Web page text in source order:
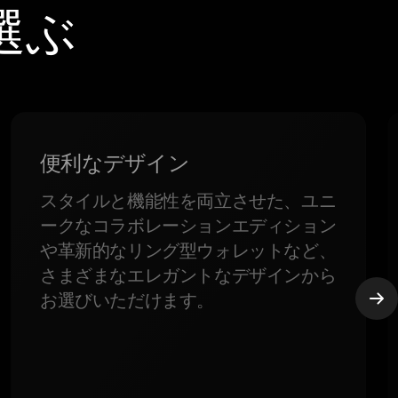
ぶ
便利なデザイン
スタイルと機能性を両立させた、ユニ
ークなコラボレーションエディション
や革新的なリング型ウォレットなど、
さまざまなエレガントなデザインから
お選びいただけます。